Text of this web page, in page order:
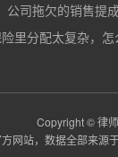
公司拖欠的销售提
成和奖金制度，
里分配太复杂，怎
Copyright © 律
网站，数据全部来源